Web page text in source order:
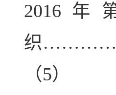
2016 年
织
（5）